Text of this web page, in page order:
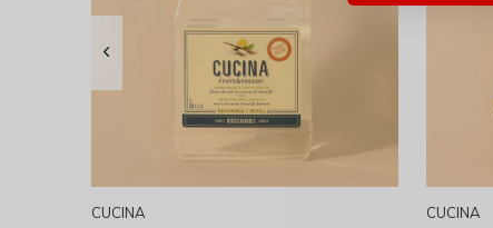
CUCINA CUCINA